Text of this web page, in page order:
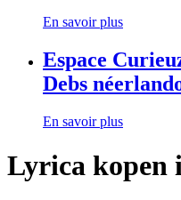
En savoir plus
Espace
Debs
En savoir plus
Lyrica kopen